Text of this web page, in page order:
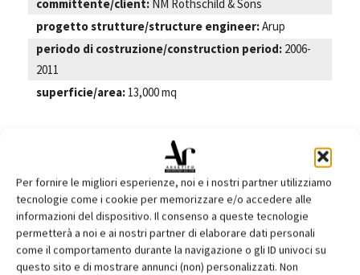
Per fornire le migliori esperienze, noi e i nostri partner utilizziamo
tecnologie come i cookie per memorizzare e/o accedere alle
informazioni del dispositivo. Il consenso a queste tecnologie
permetterà a noi e ai nostri partner di elaborare dati personali
come il comportamento durante la navigazione o gli ID univoci su
questo sito e di mostrare annunci (non) personalizzati. Non
committente/client: NM Rothschild & Sons
progetto strutture/structure engineer:Arup
periodo di costruzione/construction period: 2006-
2011
superficie/area: 13,000 mq
Facebook Twitter Pinterest